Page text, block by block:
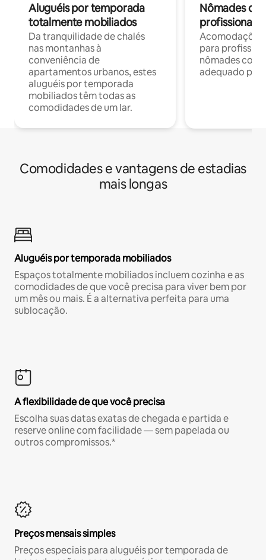
Aluguéis por temporada
totalmente mobiliados
Da tranquilidade de chalés
nas montanhas à
conveniência de
apartamentos urbanos, estes
aluguéis por temporada
mobiliados têm todas as
comodidades de um lar.
Nômades
profissionais
para
nômades com
adequado
Comodidades e vantagens de estadias
mais longas
Aluguéis por temporada mobiliados
Espaços totalmente mobiliados incluem cozinha e as
comodidades de que você precisa para viver bem por
um mês ou mais. É a alternativa perfeita para uma
sublocação.
A flexibilidade de que você precisa
Escolha suas datas exatas de chegada e partida e
reserve online com facilidade — sem papelada ou
outros compromissos.*
Preços mensais simples
Preços especiais para aluguéis por temporada de